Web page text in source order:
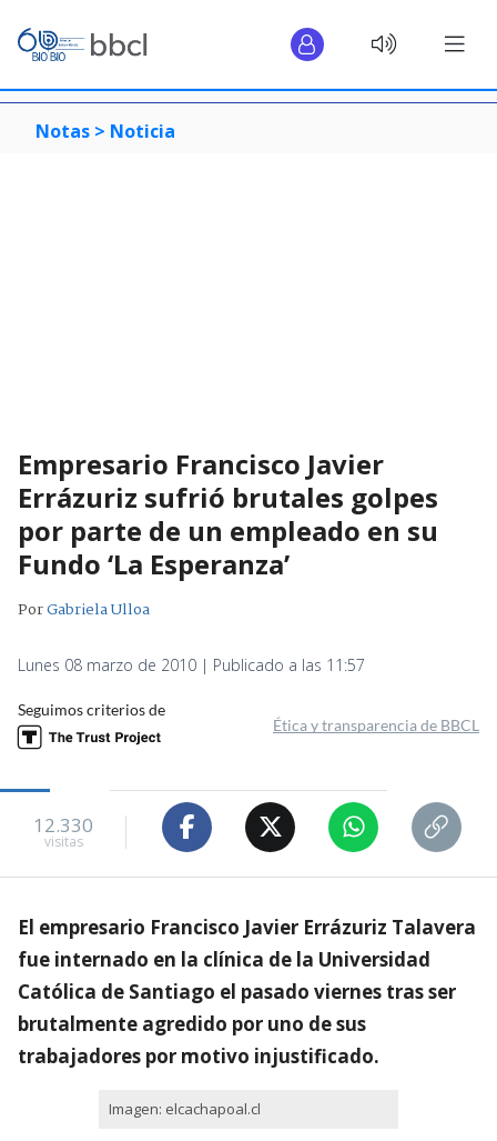
Notas > Noticia
Empresario Francisco Javier
Errázuriz sufrió brutales golpes
por parte de un empleado en su
Fundo ‘La Esperanza’
PorGabriela Ulloa
Lunes 08 marzo de 2010 | Publicado a las 11:57
Seguimos criterios de
Ética y transparencia de BBCL
12.330
visitas
El empresario Francisco Javier Errázuriz Talavera
fue internado en la clínica de la Universidad
Católica de Santiago el pasado viernes tras ser
brutalmente agredido por uno de sus
trabajadores por motivo injustificado.
Imagen: elcachapoal.cl